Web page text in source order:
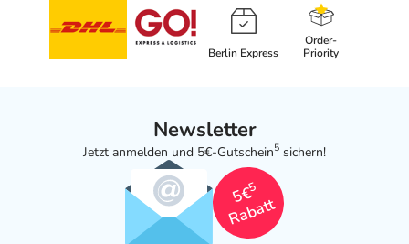
Berlin Express
Order-
Priority
Newsletter
Jetzt anmelden und 5€-Gutschein5 sichern!
5€
5
Rabatt